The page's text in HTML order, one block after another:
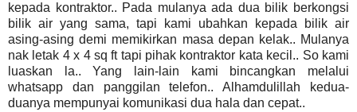
kepada kontraktor.. Pada mulanya ada dua bilik berkongsi
bilik air yang sama, tapi kami ubahkan kepada bilik air
asing-asing demi memikirkan masa depan kelak.. Mulanya
nak letak 4 x 4 sq ft tapi pihak kontraktor kata kecil.. So kami
luaskan la.. Yang lain-lain kami bincangkan melalui
whatsapp dan panggilan telefon.. Alhamdulillah kedua-
duanya mempunyai komunikasi dua hala dan cepat..